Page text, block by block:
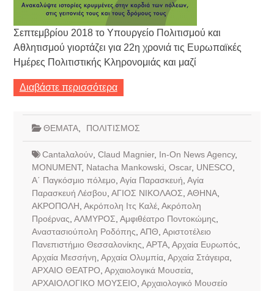
Σεπτεμβρίου 2018 το Υπουργείο Πολιτισμού και
Αθλητισμού γιορτάζει για 22η χρονιά τις Ευρωπαϊκές
Ημέρες Πολιτιστικής Κληρονομιάς και μαζί
Διαβάστε περισσότερα
ΘΕΜΑΤΑ, ΠΟΛΙΤΙΣΜΟΣ
Cantaλαλούν, Claud Magnier, In-On News Agency,
MONUMENT, Natacha Mankowski Oscar, UNESCO
Α΄ Παγκόσμιο πόλεμο Αγία Παρασκευή Αγία
Παρασκευή Λέσβου ΑΓΙΟΣ ΝΙΚΟΛΑΟΣ ΑΘΗΝΑ,
ΑΚΡΟΠΟΛΗ Ακρόπολη Ιτς Καλέ, Ακρόπολη
Προέρνας ΑΛΜΥΡΟΣ Αμφιθέατρο Ποντοκώμης
Αναστασιούπολη Ροδόπης ΑΠΘ Αριστοτέλειο
Πανεπιστήμιο Θεσσαλονίκης ΑΡΤΑ, Αρχαία Ευρωπός
Αρχαία Μεσσήνη Αρχαία Ολυμπία, Αρχαία Στάγειρα,
ΑΡΧΑΙΟ ΘΕΑΤΡΟ Αρχαιολογικά Μουσεία,
ΑΡΧΑΙΟΛΟΓΙΚΟ ΜΟΥΣΕΙΟ Αρχαιολογικό Μουσείο